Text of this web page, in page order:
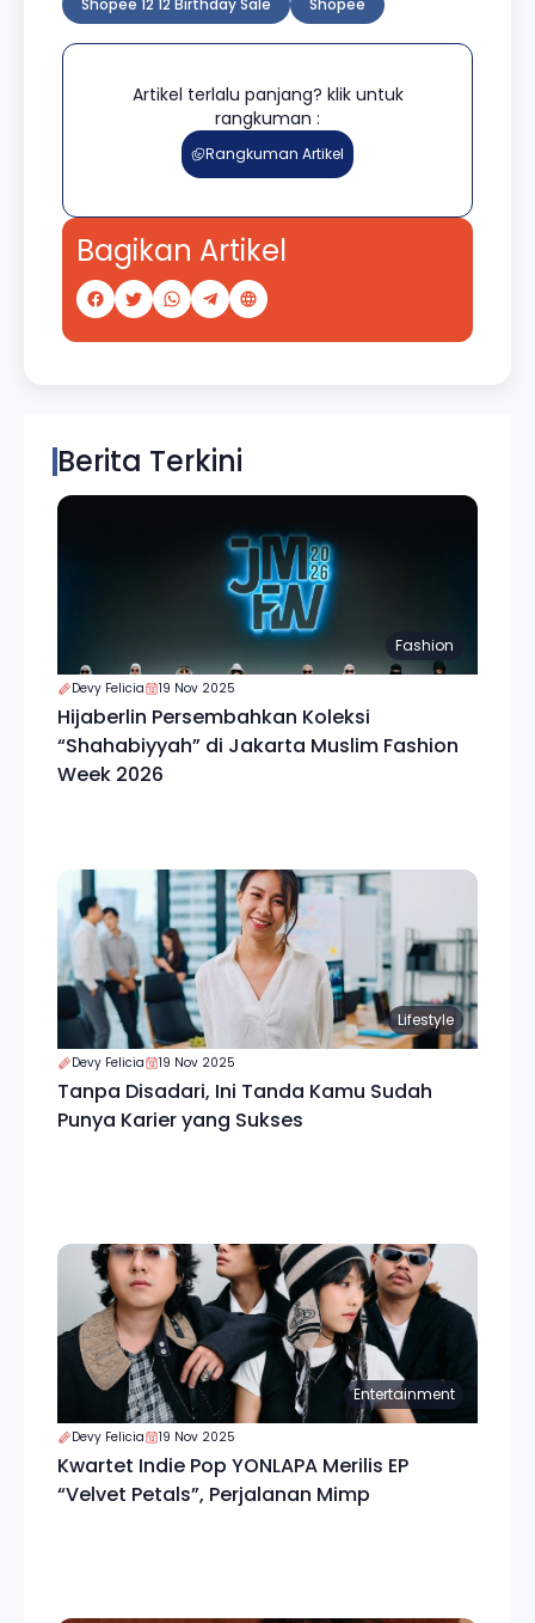
Shopee 12 12 Birthday Sale Shopee
Artikel terlalu panjang? klik untuk
rangkuman :
Rangkuman Artikel
Bagikan Artikel
Berita Terkini
Fashion
Devy Felicia 19 Nov 2025
Hijaberlin Persembahkan Koleksi
“Shahabiyyah” di Jakarta Muslim Fashion
Week 2026
Lifestyle
Devy Felicia 19 Nov 2025
Tanpa Disadari, Ini Tanda Kamu Sudah
Punya Karier yang Sukses
Entertainment
Devy Felicia 19 Nov 2025
Kwartet Indie Pop YONLAPA Merilis EP
“Velvet Petals”, Perjalanan Mimp